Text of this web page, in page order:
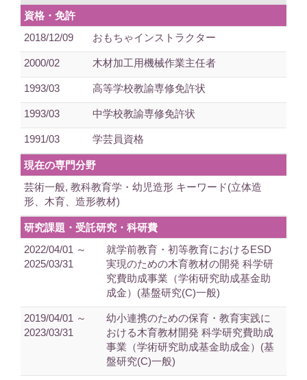
資格・免許
2018/12/09
おもちゃインストラクター
2000/02 木材加工用機械作業主任者
1993/03 高等学校教諭専修免許状
1993/03 中学校教諭専修免許状
1991/03 学芸員資格
現在の専門分野
芸術一般, 教科教育学・幼児造形 キーワード(立体造
形、木育、造形教材)
研究課題・受託研究・科研費
2022/04/01 ～
2025/03/31
就学前教育・初等教育におけるESD
実現のための木育教材の開発 科学研
究費助成事業（学術研究助成基金助
成金）(基盤研究(C)一般)
2019/04/01 ～
2023/03/31
幼小連携のための保育・教育実践に
おける木育教材開発 科学研究費助成
事業（学術研究助成基金助成金）(基
盤研究(C)一般)